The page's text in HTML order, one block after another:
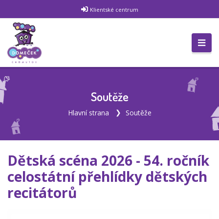
Klientské centrum
Soutěže
Hlavní strana Soutěže
Dětská scéna 2026 - 54. ročník
celostátní přehlídky dětských
recitátorů